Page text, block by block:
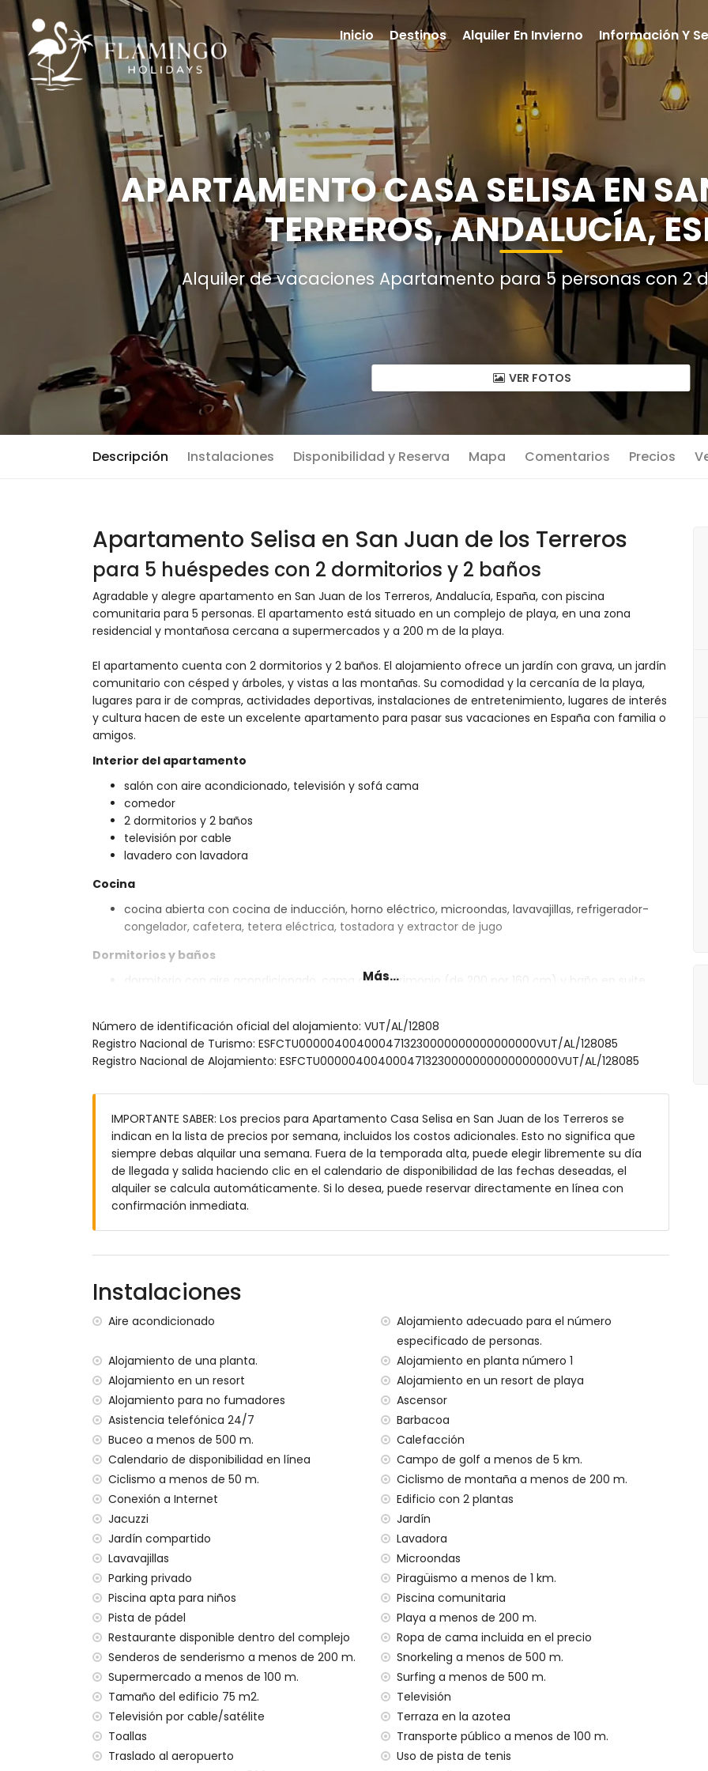
APARTAMENTO CASA SELISA EN
TERREROS, ANDALUCÍA,
Alquiler de vacaciones Apartamento para 5 personas con 2
VER FOTOS
Descripción Instalaciones Disponibilidad y Reserva Mapa Comentarios Precios
Apartamento Selisa en San Juan de los Terreros
para 5 huéspedes con 2 dormitorios y 2 baños
Agradable y alegre apartamento en San Juan de los Terreros, Andalucía, España, con piscina
comunitaria para 5 personas. El apartamento está situado en un complejo de playa, en una zona
residencial y montañosa cercana a supermercados y a 200 m de la playa.
El apartamento cuenta con 2 dormitorios y 2 baños. El alojamiento ofrece un jardín con grava, un jardín
comunitario con césped y árboles, y vistas a las montañas. Su comodidad y la cercanía de la playa,
lugares para ir de compras, actividades deportivas, instalaciones de entretenimiento, lugares de interés
y cultura hacen de este un excelente apartamento para pasar sus vacaciones en España con familia o
amigos.
Interior del apartamento
salón con aire acondicionado, televisión y sofá cama
comedor
2 dormitorios y 2 baños
televisión por cable
lavadero con lavadora
Cocina
cocina abierta con cocina de inducción, horno eléctrico, microondas, lavavajillas, refrigerador-
congelador, cafetera, tetera eléctrica, tostadora y extractor de jugo
Dormitorios y baños
dormitorio con aire acondicionado, cama de matrimonio (de 200 por 160 cm) y baño en suite
baño en suite con lavabo individual, ducha, inodoro y secador de pelo
baño con lavabo individual, ducha e inodoro
Exterior del apartamento
piscina infantil
jardín con grava y muebles de jardín con tumbonas
jardín comunitario con césped y árboles
parque infantil
2 terrazas
cocina exterior y barbacoa
terraza en la azotea
Más información
pueblo más cercano: San Juan de los Terreros (a menos de 1000 metros del apartamento)
playa más cercana a 200 metros del apartamento
puerto más cercano: Villaricos (a 10 kilómetros del apartamento)
aeropuerto más cercano: Almería/Murcia (a menos de 100 kilómetros del apartamento)
segundo aeropuerto más cercano: Alicante (> 100 kilómetros)
transporte público cercano: autobús a menos de 100 metros y tren a 15 kilómetros
no se permite fumar
no se permiten mascotas
El edificio donde se encuentra el alojamiento tiene ascensor.
El alojamiento es muy adecuado para familias con niños, sesiones de fotos y sesiones de yoga.
Instalaciones y servicios privados incluidos en el precio del alquiler
internet (WiFi)
aspiradora y plancha y tabla de planchar
ropa de cama y toallas
servicio de emergencia 24 horas
calefacción por aire
Instalaciones y servicios comunitarios incluidos en el precio del alquiler
jacuzzi exterior
Instalaciones y servicios privados con cargo adicional
servicio de aeropuerto
Instalaciones/servicios comunitarios con cargo adicional
Más...
Número de identificación oficial del alojamiento: VUT/AL/12808
Registro Nacional de Turismo: ESFCTU0000040040004713230000000000000000VUT/AL/128085
Registro Nacional de Alojamiento: ESFCTU0000040040004713230000000000000000VUT/AL/128085
IMPORTANTE SABER: Los precios para Apartamento Casa Selisa en San Juan de los Terreros se
indican en la lista de precios por semana, incluidos los costos adicionales. Esto no significa que
siempre debas alquilar una semana. Fuera de la temporada alta, puede elegir libremente su día
de llegada y salida haciendo clic en el calendario de disponibilidad de las fechas deseadas, el
alquiler se calcula automáticamente. Si lo desea, puede reservar directamente en línea con
confirmación inmediata.
Instalaciones
Aire acondicionado
Alojamiento adecuado para el número
especificado de personas.
Alojamiento de una planta.
Alojamiento en planta número 1
Alojamiento en un resort
Alojamiento en un resort de playa
Alojamiento para no fumadores
Ascensor
Asistencia telefónica 24/7
Barbacoa
Buceo a menos de 500 m.
Calefacción
Calendario de disponibilidad en línea
Campo de golf a menos de 5 km.
Ciclismo a menos de 50 m.
Ciclismo de montaña a menos de 200 m.
Conexión a Internet
Edificio con 2 plantas
Jacuzzi
Jardín
Jardín compartido
Lavadora
Lavavajillas
Microondas
Parking privado
Piragüismo a menos de 1 km.
Piscina apta para niños
Piscina comunitaria
Pista de pádel
Playa a menos de 200 m.
Restaurante disponible dentro del complejo
Ropa de cama incluida en el precio
Senderos de senderismo a menos de 200 m.
Snorkeling a menos de 500 m.
Supermercado a menos de 100 m.
Surfing a menos de 500 m.
Tamaño del edificio 75 m2.
Televisión
Televisión por cable/satélite
Terraza en la azotea
Toallas
Transporte público a menos de 100 m.
Traslado al aeropuerto
Uso de pista de tenis
Inicio Destinos Alquiler En Invierno Información Y